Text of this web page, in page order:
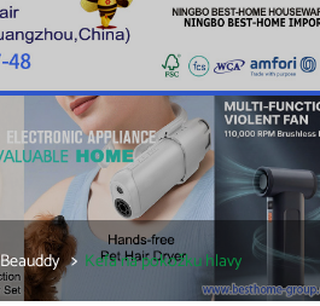
Beauddy Kefa na pokožku hlavy